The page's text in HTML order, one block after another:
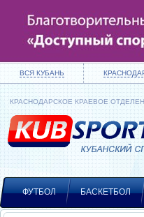
ВСЯ КУБАНЬ
КРАСНОДАРСКОЕ КРАЕВОЕ
ФУТБОЛ БАСКЕТБОЛ